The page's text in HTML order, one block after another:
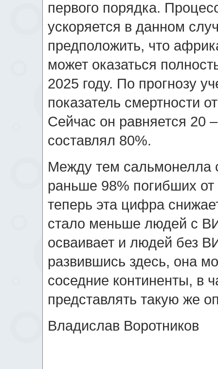
первого порядка.
ускоряется в данном
предположить, что
может оказаться
2025 году. По прогнозу
показатель смертности
Сейчас он равняется 20
составлял 80%.
Между тем сальмонелла
раньше 98% погибших
теперь эта цифра
стало меньше людей с
осваивает и людей без
развившись здесь, она
соседние континенты, в
представлять такую же
Владислав Воротников